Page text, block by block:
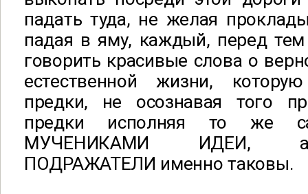
падать туда, не желая
падая в яму, каждый, перед тем
говорить красивые слова о
естественной жизни,
предки, не осознавая того
предки исполняя то же
МУЧЕНИКАМИ ИДЕИ, а
ПОДРАЖАТЕЛИ именно таковы.